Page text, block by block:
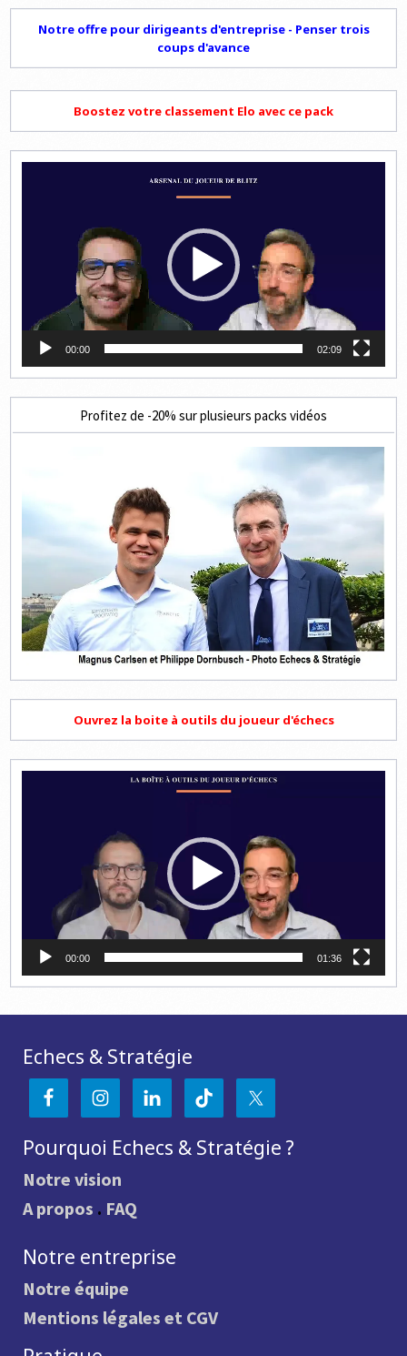
Notre offre pour dirigeants d'entreprise - Penser trois
coups d'avance
Boostez votre classement Elo avec ce pack
00:00 02:09
Profitez de -20% sur plusieurs packs vidéos
Ouvrez la boite à outils du joueur d'échecs
00:00 01:36
Echecs & Stratégie
Pourquoi Echecs & Stratégie ?
Notre vision
A propos . FAQ
Notre entreprise
Notre équipe
Mentions légales et CGV